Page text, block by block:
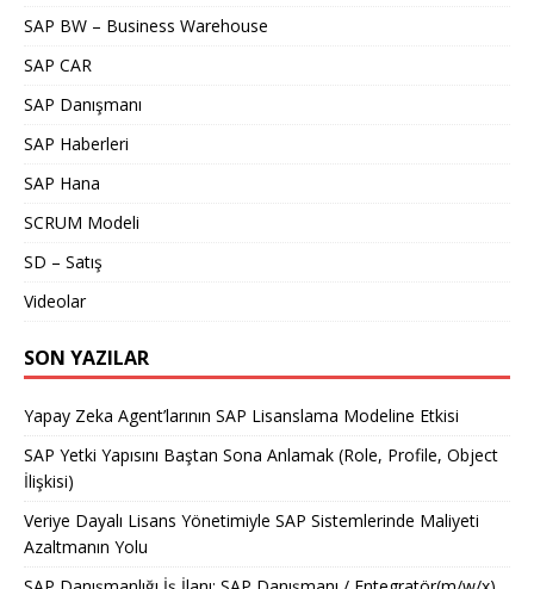
SAP BW – Business Warehouse
SAP CAR
SAP Danışmanı
SAP Haberleri
SAP Hana
SCRUM Modeli
SD – Satış
Videolar
SON YAZILAR
Yapay Zeka Agent’larının SAP Lisanslama Modeline Etkisi
SAP Yetki Yapısını Baştan Sona Anlamak (Role, Profile, Object
İlişkisi)
Veriye Dayalı Lisans Yönetimiyle SAP Sistemlerinde Maliyeti
Azaltmanın Yolu